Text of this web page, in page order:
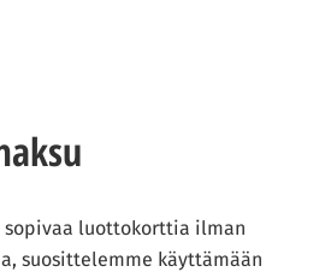
luottokorttia ilman
suosittelemme käyttämään